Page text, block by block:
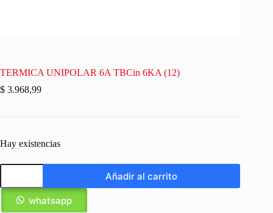
TERMICA UNIPOLAR 6A TBCin 6KA (12)
$ 3.968,99
Hay existencias
Añadir al carrito
whatsapp